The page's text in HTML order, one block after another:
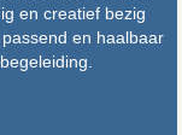
en creatief bezig
en haalbaar